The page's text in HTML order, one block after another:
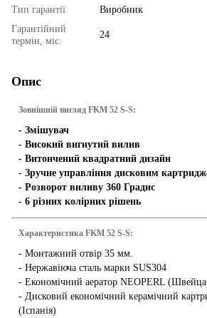
Тип гарантії
Виробник
Гарантійний
термін, міс.
24
Опис
Зовнішній вигляд FKM 52 S-S:
- Змішувач
- Високий вигнутий вилив
- Витончений квадратний дизайн
- Зручне управління дисковим
- Розворот виливу 360 Градис
- 6 різних колірних рішень
Характеристика FKM 52 S-S:
- Монтажний отвір 35 мм.
- Нержавіюча сталь марки SUS304
- Економічний аератор NEOPERL
- Дисковий економічний керамічний
(Іспанія)